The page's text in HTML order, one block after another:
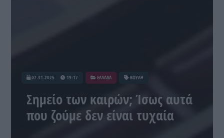
07-31-2025 19:17 ΕΛΛΑΔΑ ΒΟΥΛΗ
Σημείο των καιρών; Ίσως αυτά
που ζούμε δεν είναι τυχαία